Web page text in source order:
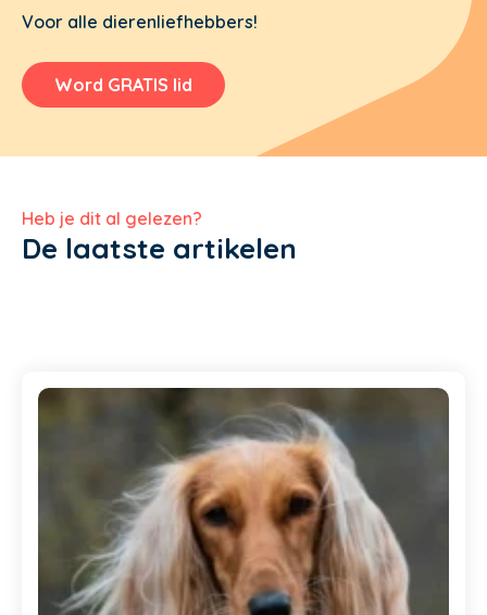
Voor alle dierenliefhebbers!
Word GRATIS lid
Heb je dit al gelezen?
De laatste artikelen